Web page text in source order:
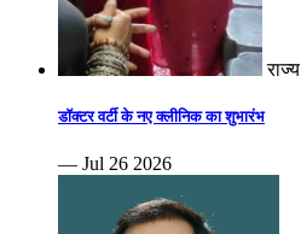
राज्य
डॉक्टर वर्टी के नए क्लीनिक का शुभारंभ
— Jul 26 2026